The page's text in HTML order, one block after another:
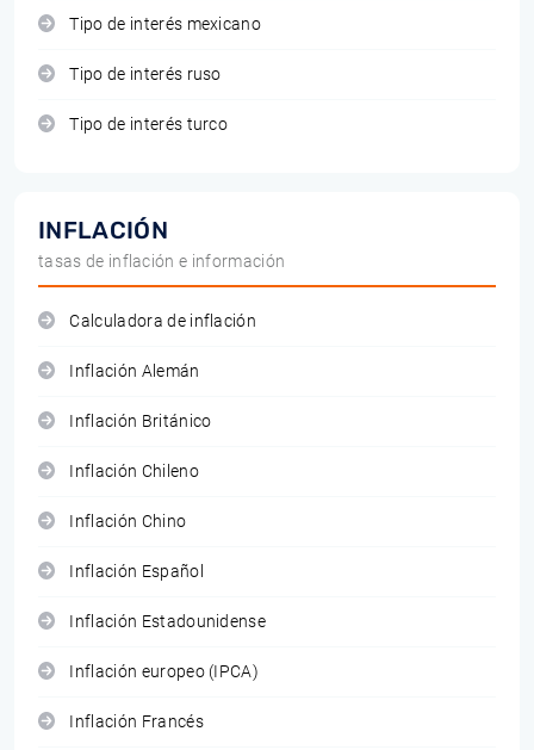
Tipo de interés mexicano
Tipo de interés ruso
Tipo de interés turco
INFLACIÓN
tasas de inflación e información
Calculadora de inflación
Inflación Alemán
Inflación Británico
Inflación Chileno
Inflación Chino
Inflación Español
Inflación Estadounidense
Inflación europeo (IPCA)
Inflación Francés